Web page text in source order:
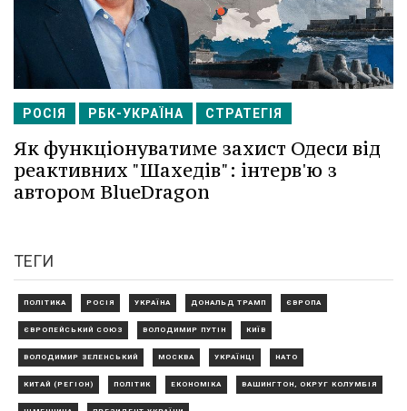
РОСІЯ РБК-УКРАЇНА СТРАТЕГІЯ
Як функціонуватиме захист Одеси від
реактивних "Шахедів": інтерв'ю з
автором BlueDragon
ТЕГИ
ПОЛІТИКА РОСІЯ УКРАЇНА ДОНАЛЬД ТРАМП ЄВРОПА
ЄВРОПЕЙСЬКИЙ СОЮЗ ВОЛОДИМИР ПУТІН КИЇВ
ВОЛОДИМИР ЗЕЛЕНСЬКИЙ МОСКВА УКРАЇНЦІ НАТО
КИТАЙ (РЕГІОН) ПОЛІТИК ЕКОНОМІКА ВАШИНГТОН, ОКРУГ КОЛУМБІЯ